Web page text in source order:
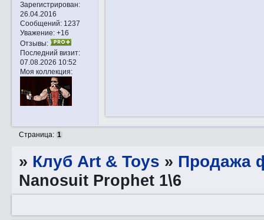
Зарегистрирован:
26.04.2016
Сообщений:1237
Уважение: +16
Отзывы:
Последний визит:
07.08.2026 10:52
Моя коллекция:
Страница: 1
» Клуб Art & Toys » Продажа
Nanosuit Prophet 1\6